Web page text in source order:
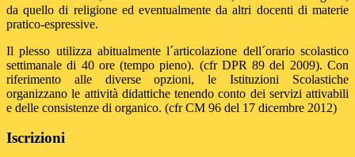
da quello di religione ed eventualmente da altri docenti di materie
pratico-espressive.
Il plesso utilizza abitualmente l´articolazione dell´orario scolastico
settimanale di 40 ore (tempo pieno). (cfr DPR 89 del 2009). Con
riferimento alle diverse opzioni, le Istituzioni Scolastiche
organizzano le attività didattiche tenendo conto dei servizi attivabili
e delle consistenze di organico. (cfr CM 96 del 17 dicembre 2012)
Iscrizioni